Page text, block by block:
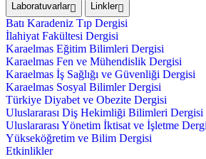
Laboratuvarlar
Linkler
Batı Karadeniz Tıp Dergisi
İlahiyat Fakültesi Dergisi
Karaelmas Eğitim Bilimleri Dergisi
Karaelmas Fen ve Mühendislik Dergisi
Karaelmas İş Sağlığı ve Güvenliği Dergisi
Karaelmas Sosyal Bilimler Dergisi
Türkiye Diyabet ve Obezite Dergisi
Uluslararası Diş Hekimliği Bilimleri Dergisi
Uluslararası Yönetim İktisat ve İşletme
Yükseköğretim ve Bilim Dergisi
Etkinlikler